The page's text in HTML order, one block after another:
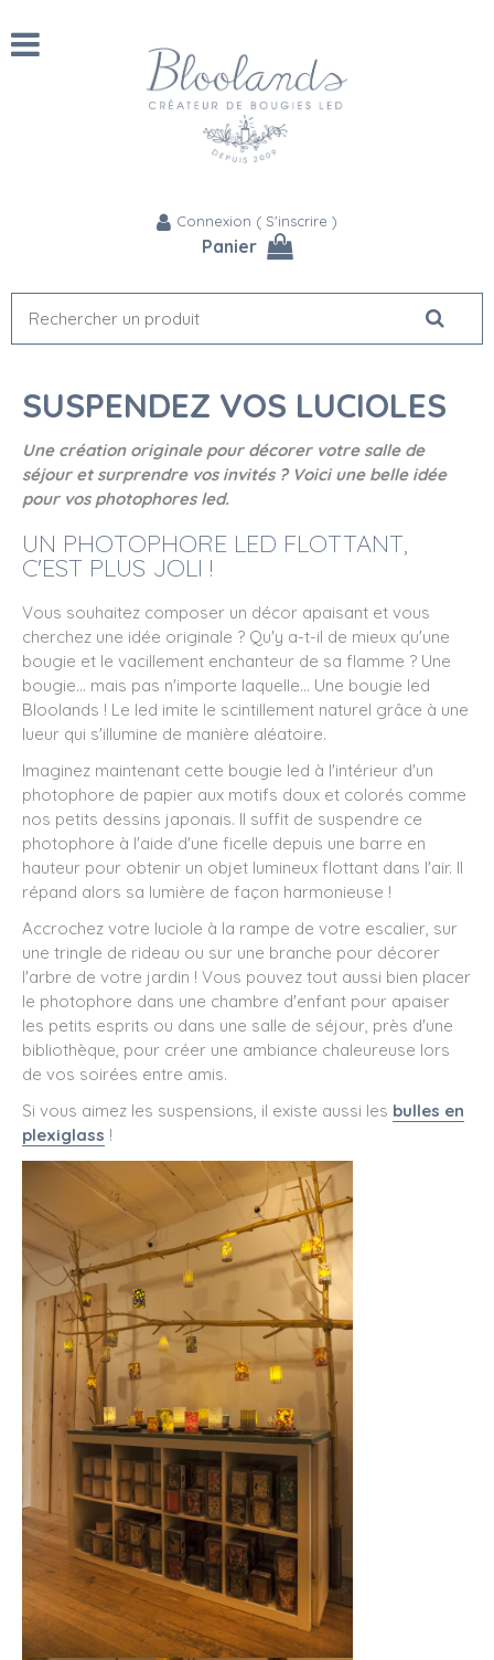
Connexion ( S'inscrire )
Panier
SUSPENDEZ VOS LUCIOLES
Une création originale pour décorer votre salle de
séjour et surprendre vos invités ? Voici une belle idée
pour vos photophores led.
UN PHOTOPHORE LED FLOTTANT,
C'EST PLUS JOLI !
Vous souhaitez composer un décor apaisant et vous
cherchez une idée originale ? Qu'y a-t-il de mieux qu'une
bougie et le vacillement enchanteur de sa flamme ? Une
bougie... mais pas n'importe laquelle... Une bougie led
Bloolands ! Le led imite le scintillement naturel grâce à une
lueur qui s'illumine de manière aléatoire.
Imaginez maintenant cette bougie led à l'intérieur d'un
photophore de papier aux motifs doux et colorés comme
nos petits dessins japonais. Il suffit de suspendre ce
photophore à l'aide d'une ficelle depuis une barre en
hauteur pour obtenir un objet lumineux flottant dans l'air. Il
répand alors sa lumière de façon harmonieuse !
Accrochez votre luciole à la rampe de votre escalier, sur
une tringle de rideau ou sur une branche pour décorer
l'arbre de votre jardin ! Vous pouvez tout aussi bien placer
le photophore dans une chambre d'enfant pour apaiser
les petits esprits ou dans une salle de séjour, près d'une
bibliothèque, pour créer une ambiance chaleureuse lors
de vos soirées entre amis.
Si vous aimez les suspensions, il existe aussi les bulles en
plexiglass !